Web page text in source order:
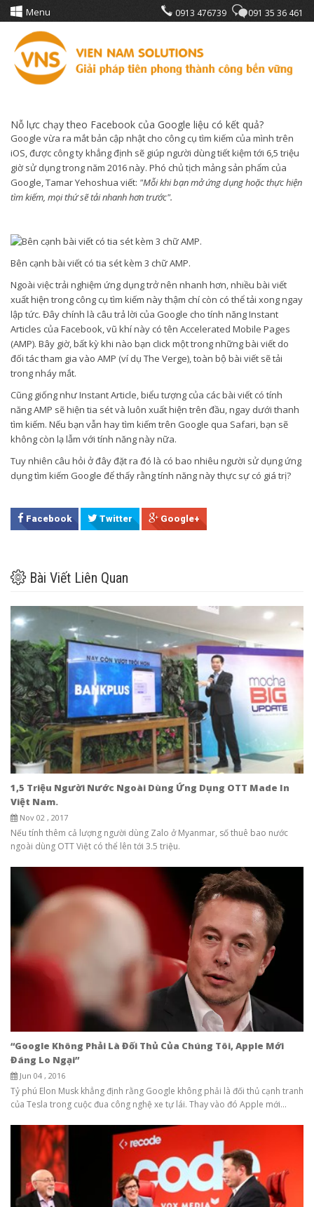
Menu 0913 476739 091 35 36 461
Nỗ lực chạy theo Facebook của Google liệu có kết quả?
Google vừa ra mắt bản cập nhật cho công cụ tìm kiếm của mình trên
iOS, được công ty khẳng định sẽ giúp người dùng tiết kiệm tới 6,5 triệu
giờ sử dụng trong năm 2016 này. Phó chủ tịch mảng sản phẩm của
Google, Tamar Yehoshua viết: "Mỗi khi bạn mở ứng dụng hoặc thực hiện
tìm kiếm, mọi thứ sẽ tải nhanh hơn trước".
Bên cạnh bài viết có tia sét kèm 3 chữ AMP.
Ngoài việc trải nghiệm ứng dụng trở nên nhanh hơn, nhiều bài viết
xuất hiện trong công cụ tìm kiếm này thậm chí còn có thể tải xong ngay
lập tức. Đây chính là câu trả lời của Google cho tính năng Instant
Articles của Facebook, vũ khí này có tên Accelerated Mobile Pages
(AMP). Bây giờ, bất kỳ khi nào bạn click một trong những bài viết do
đối tác tham gia vào AMP (ví dụ The Verge), toàn bộ bài viết sẽ tải
trong nháy mắt.
Cũng giống như Instant Article, biểu tượng của các bài viết có tính
năng AMP sẽ hiện tia sét và luôn xuất hiện trên đầu, ngay dưới thanh
tìm kiếm. Nếu bạn vẫn hay tìm kiếm trên Google qua Safari, bạn sẽ
không còn lạ lẫm với tính năng này nữa.
Tuy nhiên câu hỏi ở đây đặt ra đó là có bao nhiêu người sử dụng ứng
dụng tìm kiếm Google để thấy rằng tính năng này thực sự có giá trị?
Facebook Twitter Google+
Bài Viết Liên Quan
1,5 Triệu Người Nước Ngoài Dùng Ứng Dụng OTT Made In
Việt Nam.
Nov 02 , 2017
Nếu tính thêm cả lượng người dùng Zalo ở Myanmar, số thuê bao nước
ngoài dùng OTT Việt có thể lên tới 3.5 triệu.
“Google Không Phải Là Đối Thủ Của Chúng Tôi, Apple Mới
Đáng Lo Ngại”
Jun 04 , 2016
Tỷ phú Elon Musk khẳng định rằng Google không phải là đối thủ cạnh tranh
của Tesla trong cuộc đua công nghệ xe tự lái. Thay vào đó Apple mới...